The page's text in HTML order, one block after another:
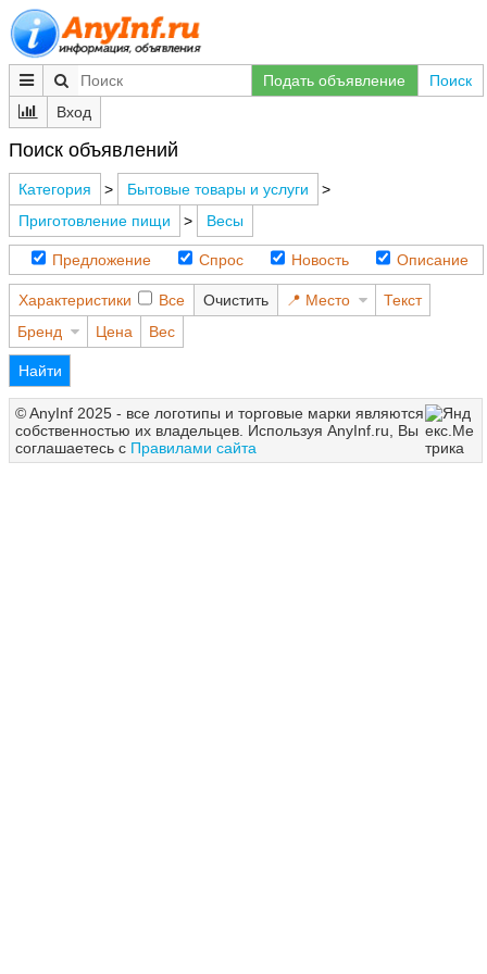
Подать объявление
Поиск
Вход
Поиск объявлений
Категория > Бытовые товары и услуги
>
Приготовление пищи
> Весы
Предложение Спрос Новость Описание
Характеристики Все Очистить Место
Текст
Бренд
Цена Вес
Найти
© AnyInf 2025 - все логотипы и торговые марки являются
собственностью их владельцев. Используя AnyInf.ru, Вы
соглашаетесь с Правилами сайта